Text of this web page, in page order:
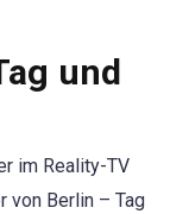
und
im Reality-TV
von Berlin – Tag